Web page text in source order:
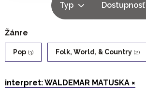
Typ Dostupnosť
Žánre
Pop (3) Folk, World, & Country (2)
interpret: WALDEMAR MATUSKA ×